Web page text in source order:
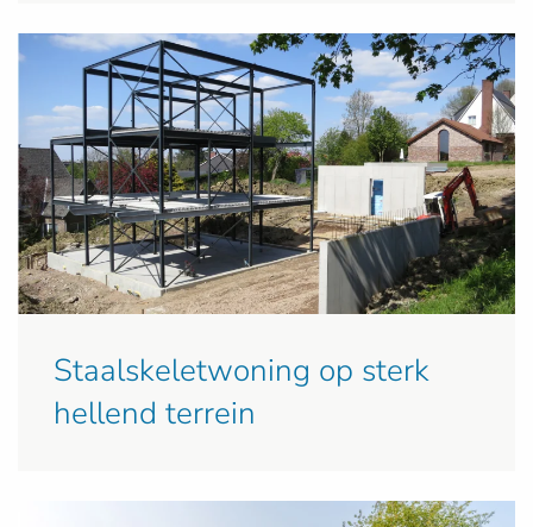
Staalskeletwoning op sterk
hellend terrein